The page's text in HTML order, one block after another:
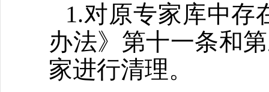
1.对原专家库中存
办法》第十一条和
家进行清理。